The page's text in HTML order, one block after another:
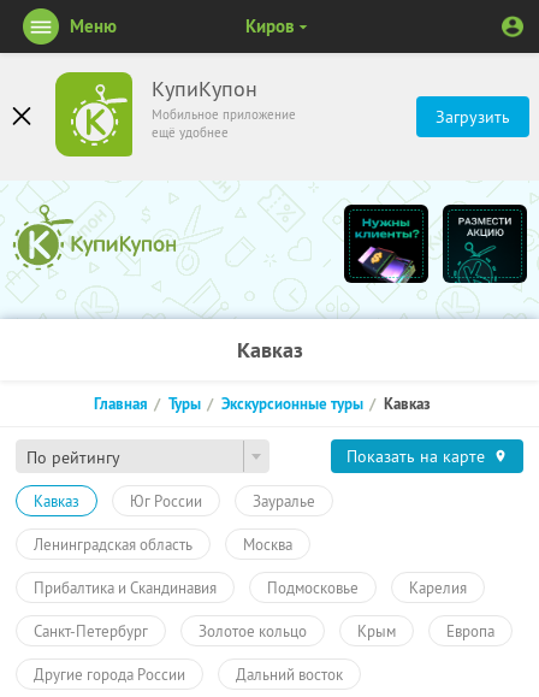
КупиКупон
Мобильное приложение
ещё удобнее
Загрузить
Меню Киров
Кавказ
По рейтингу
Главная Туры Экскурсионные туры Кавказ
Показать на карте
Кавказ Юг России Зауралье
Ленинградская область Москва
Прибалтика и Скандинавия Подмосковье Карелия
Санкт-Петербург Золотое кольцо Крым Европа
Другие города России Дальний восток